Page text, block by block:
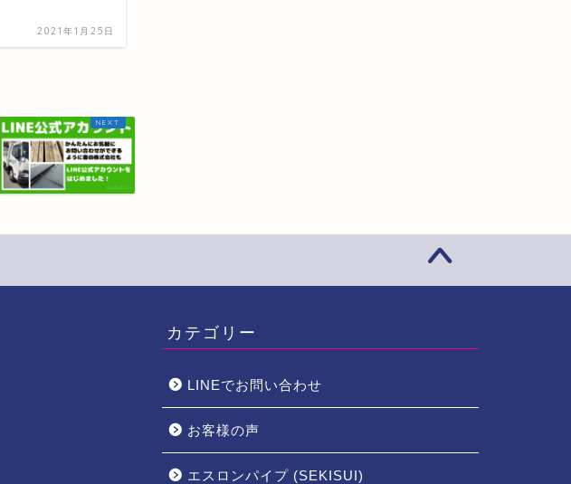
2021年1月25日
カテゴリー
LINEでお問い合わせ
お客様の声
エスロンパイプ (SEKISUI)